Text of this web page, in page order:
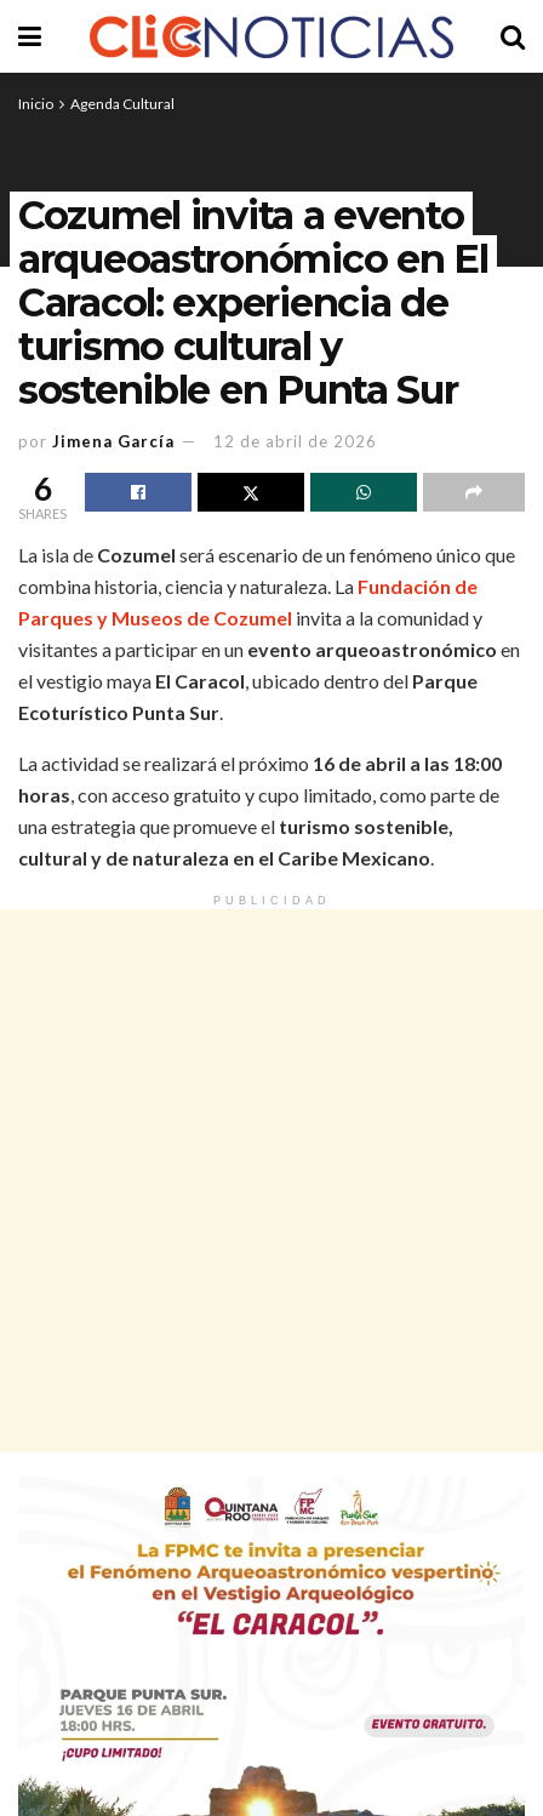
Inicio Agenda Cultural
Cozumel invita a evento
arqueoastronómico en El
Caracol: experiencia de
turismo cultural y
sostenible en Punta Sur
por Jimena García 12 de abril de 2026
6
SHARES
La isla de Cozumel será escenario de un fenómeno único que
combina historia, ciencia y naturaleza. La Fundación de
Parques y Museos de Cozumel invita a la comunidad y
visitantes a participar en un evento arqueoastronómico en
el vestigio maya El Caracol , ubicado dentro del Parque
Ecoturístico Punta Sur
La actividad se realizará el próximo 16 de abril a las 18:00
horas , con acceso gratuito y cupo limitado, como parte de
una estrategia que promueve el turismo sostenible,
cultural y de naturaleza en el Caribe Mexicano
PUBLICIDAD